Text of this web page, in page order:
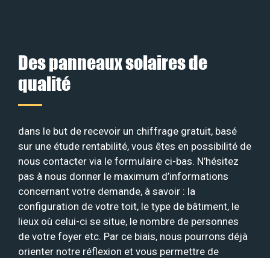
Des panneaux solaires de
qualité
dans le but de recevoir un chiffrage gratuit, basé
sur une étude rentabilité, vous êtes en possibilité de
nous contacter via le formulaire ci-bas. N’hésitez
pas à nous donner le maximum d’informations
concernant votre demande, à savoir : la
configuration de votre toit, le type de bâtiment, le
lieux où celui-ci se situe, le nombre de personnes
de votre foyer etc. Par ce biais, nous pourrons déjà
orienter notre réflexion et vous permettre de